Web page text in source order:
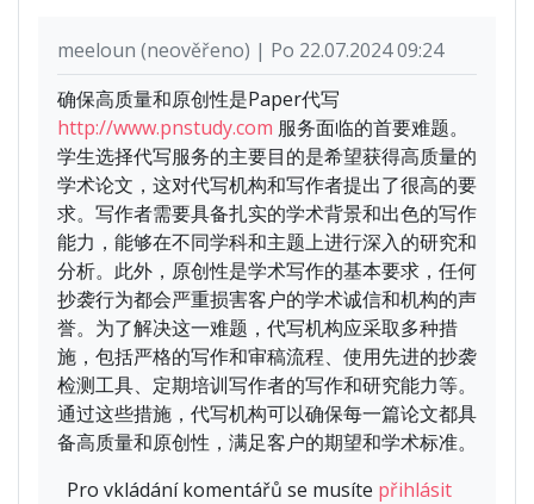
meeloun (neověřeno) | Po 22.07.2024 09:24
确保高质量和原创性是Paper代写
http://www.pnstudy.com 服务面临的首要难题。
学生选择代写服务的主要目的是希望获得高质量的
学术论文，这对代写机构和写作者提出了很高的要
求。写作者需要具备扎实的学术背景和出色的写作
能力，能够在不同学科和主题上进行深入的研究和
分析。此外，原创性是学术写作的基本要求，任何
抄袭行为都会严重损害客户的学术诚信和机构的声
誉。为了解决这一难题，代写机构应采取多种措
施，包括严格的写作和审稿流程、使用先进的抄袭
检测工具、定期培训写作者的写作和研究能力等。
通过这些措施，代写机构可以确保每一篇论文都具
备高质量和原创性，满足客户的期望和学术标准。
Pro vkládání komentářů se musíte přihlásit